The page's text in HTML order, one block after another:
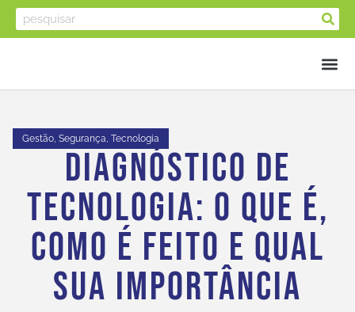
Gestão, Segurança, Tecnologia
Diagnóstico De
Tecnologia: O Que É,
Como É Feito E Qual
Sua Importância